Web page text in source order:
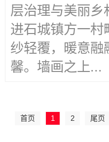
层治理与美丽
进石城镇方一村
纱轻覆，暖意融
馨。墙画之上...
首页 1 2 尾页